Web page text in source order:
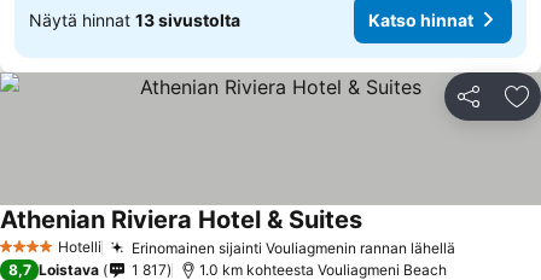
Näytä hinnat 13 sivustolta Katso hinnat
Jaa
4 Tähtiluokitus
Hotelli Erinomainen sijainti Vouliagmenin rannan lähellä
Athenian Riviera Hotel & Suites
8,7 Loistava 1 817 1.0 km kohteesta Vouliagmeni Beach